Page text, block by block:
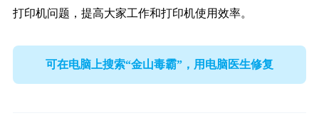
打印机问题，提高大家工作和打印机使用效率。
可在电脑上搜索“金山毒霸”，用电脑医生修复